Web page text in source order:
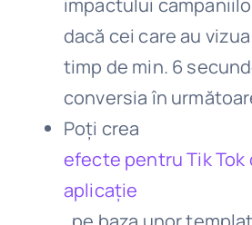
dacă cei care au
timp de min. 6
conversia în
Poți crea
efecte pentru Tik Tok
aplicație